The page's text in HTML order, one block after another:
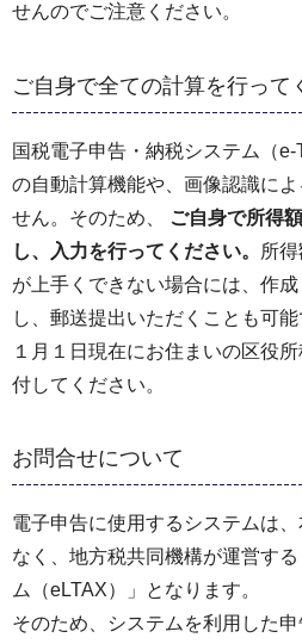
せんのでご注意ください。
ご自身で全ての計算を行って
国税電子申告・納税システム（
の自動計算機能や、画像認識に
せん。そのため、
ご自身で所得
し、入力を行ってください。
所
が上手くできない場合には、作
し、郵送提出いただくことも可
１月１日現在にお住まいの区役
付してください。
お問合せについて
電子申告に使用するシステムは
なく、地方税共同機構が運営す
ム（eLTAX）」となります。
そのため、システムを利用した